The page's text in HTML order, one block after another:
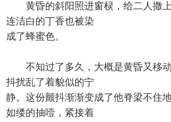
黄昏的斜阳照进窗棂，给二人撒上
连洁白的丁香也被染
成了蜂蜜色。
不知过了多久，大概是黄昏又移动
抖扰乱了着貌似的宁
静。这份颤抖渐渐变成了他脊梁不住
如缕的抽噎，紧接着